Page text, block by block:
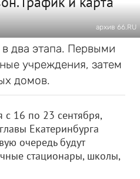
архив 66.RU
два этапа. Первыми
учреждения, затем
домов.
с 16 по 23 сентября,
Екатеринбурга
очередь будут
стационары, школы,